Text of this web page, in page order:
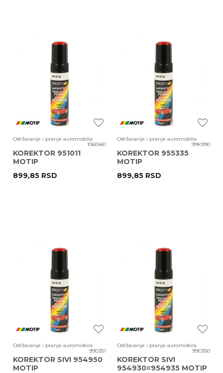
Održavanje i pranje automobila
1060481
KOREKTOR 951011
MOTIP
899,85 RSD
Održavanje i pranje automobila
99K990
KOREKTOR 955335
MOTIP
899,85 RSD
Održavanje i pranje automobila
99D351
KOREKTOR SIVI 954950
MOTIP
Održavanje i pranje automobila
99D350
KOREKTOR SIVI
954930=954935 MOTIP